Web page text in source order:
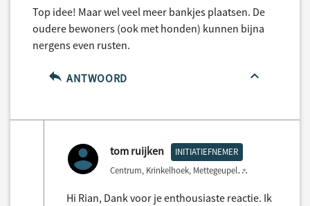
Top idee! Maar wel veel meer bankjes plaatsen. De
oudere bewoners (ook met honden) kunnen bijna
nergens even rusten.
ANTWOORD
tom ruijken INITIATIEFNEMER
Centrum, Krinkelhoek, Mettegeupel
Hi Rian, Dank voor je enthousiaste reactie. Ik